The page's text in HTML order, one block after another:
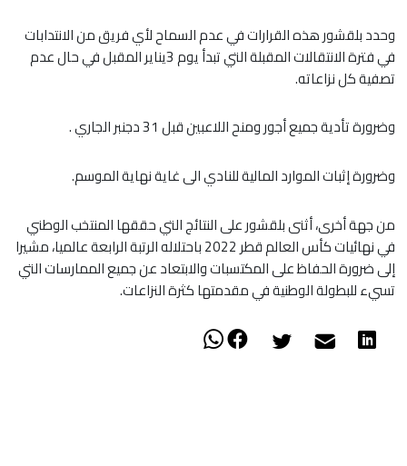
وحدد بلقشور هذه القرارات في عدم السماح لأي فريق من الانتدابات
في فترة الانتقالات المقبلة التي تبدأ يوم 3يناير المقبل في حال عدم
تصفية كل نزاعاته.
وضرورة تأدية جميع أجور ومنح اللاعبين قبل 31 دجنبر الجاري .
وضرورة إثبات الموارد المالية للنادي الى غاية نهاية الموسم.
من جهة أخرى، أثنى بلقشور على النتائج التي حققها المنتخب الوطني
في نهائيات كأس العالم قطر 2022 باحتلاله الرتبة الرابعة عالميا، مشيرا
إلى ضرورة الحفاظ على المكتسبات والابتعاد عن جميع الممارسات التي
تسيء للبطولة الوطنية في مقدمتها كثرة النزاعات.